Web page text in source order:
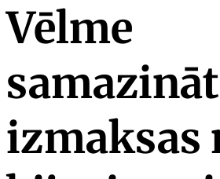
Vēlme
samazināt
izmaksas